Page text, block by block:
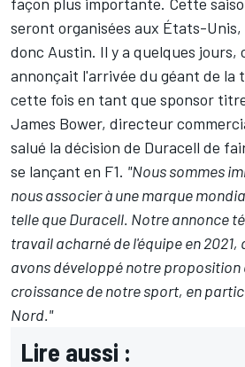
seront organisées aux États-
donc Austin. Il y a quelques jours,
annonçait l'arrivée du géant de la
cette fois en tant que sponsor
James Bower, directeur
salué la décision de Duracell de
se lançant en F1. "Nous sommes
nous associer à une marque
telle que Duracell. Notre annonce
travail acharné de l'équipe en
avons développé notre proposition
croissance de notre sport, en
Nord."
Lire aussi :